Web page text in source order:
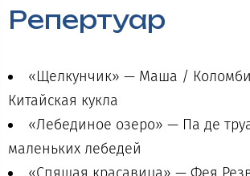
Репертуар
«Щелкунчик» — Маша /
Китайская кукла
«Лебединое озеро» — Па де
маленьких лебедей